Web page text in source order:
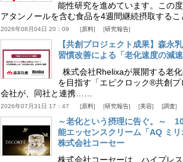
能性研究を進めています。この
アタンノールを含む食品を4週間継続摂取する
2026年08月04日 20：09 原料 研究報告
【共創プロジェクト成果】森永
習慣改善による「老化速度の減
株式会社Rhelixaが展開する老
を目指す「エピクロック®共創
会社が、同社と連携……
2026年07月31日 17：47 原料 研究報告 美容 調査
～老化という摂理に告ぐ。～
能エッセンスクリーム「AQ ミ
株式会社コーセー
株式会社コーセーは、ハイプレ